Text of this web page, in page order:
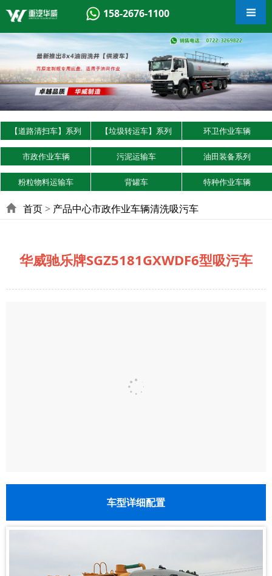
158-2676-1100
【道路清扫车】系列 【垃圾转运车】系列 环卫作业车辆
市政作业车辆 污泥运输车 油田装备系列
粉粒物料运输车 背罐车 特种作业车辆
首页> 产品中心市政作业车辆清洗吸污车
华威驰乐牌SGZ5181GXWDF6型吸污车
车型详细配置